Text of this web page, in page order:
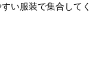
い服装で集合してく